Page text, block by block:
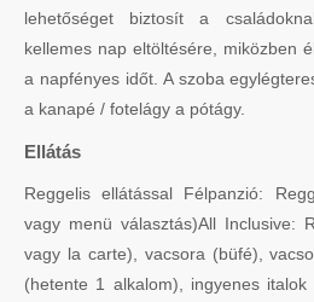
lehetőséget biztosít a
kellemes nap eltöltésére, miközben
a napfényes időt. A szoba
a kanapé / fotelágy a pótágy.
Ellátás
Reggelis ellátással Félpanzió:
vagy menü választás)All Inclusive:
vagy la carte), vacsora (büfé),
(hetente 1 alkalom), ingyenes italok